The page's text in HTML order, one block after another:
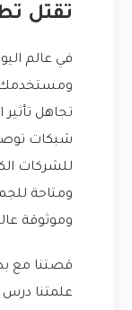
تقتل
في عالم
ومستخدمك
تجاهل
للشركات
ومتاحة
وموثوقة
قصتنا مع
علمتنا